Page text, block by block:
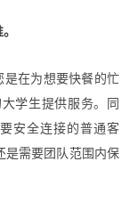
在为想要快餐的忙
学生提供服务。同
安全连接的普通客
是需要团队范围内保